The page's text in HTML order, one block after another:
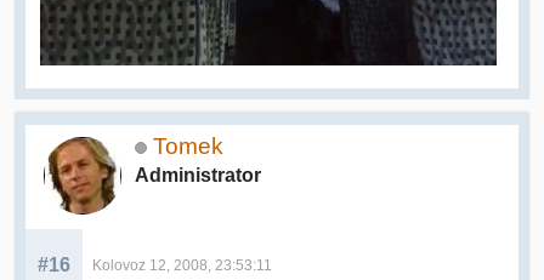
Tomek
Administrator
#16 Kolovoz 12, 2008, 23:53:11